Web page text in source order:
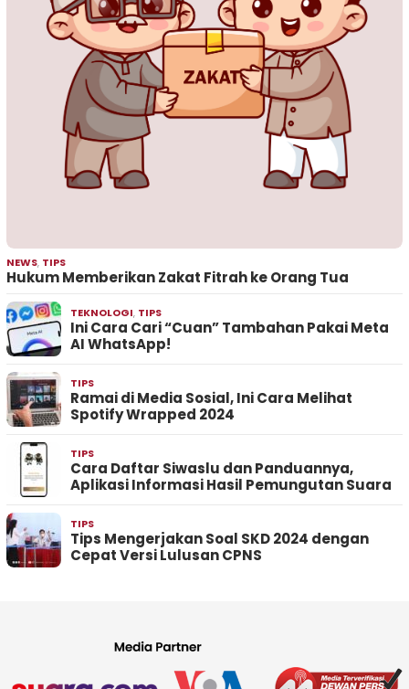
NEWS, TIPS
Hukum Memberikan Zakat Fitrah ke Orang Tua
TEKNOLOGI, TIPS
Ini Cara Cari “Cuan” Tambahan Pakai Meta
AI WhatsApp!
TIPS
Ramai di Media Sosial, Ini Cara Melihat
Spotify Wrapped 2024
TIPS
Cara Daftar Siwaslu dan Panduannya,
Aplikasi Informasi Hasil Pemungutan Suara
TIPS
Tips Mengerjakan Soal SKD 2024 dengan
Cepat Versi Lulusan CPNS